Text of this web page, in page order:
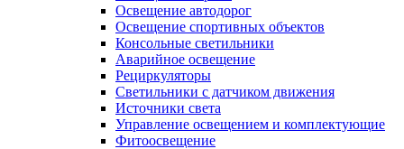
Освещение автодорог
Освещение спортивных объектов
Консольные светильники
Аварийное освещение
Рециркуляторы
Светильники с датчиком движения
Источники света
Управление освещением и комплектующие
Фитоосвещение